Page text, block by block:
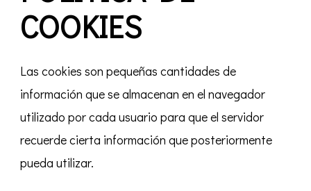
COOKIES
Las cookies son pequeñas cantidades de
información que se almacenan en el navegador
utilizado por cada usuario para que el servidor
recuerde cierta información que posteriormente
pueda utilizar.